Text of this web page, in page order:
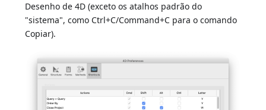
Desenho de 4D (exceto os atalhos padrão do
"sistema", como Ctrl+C/Command+C para o comando
Copiar).